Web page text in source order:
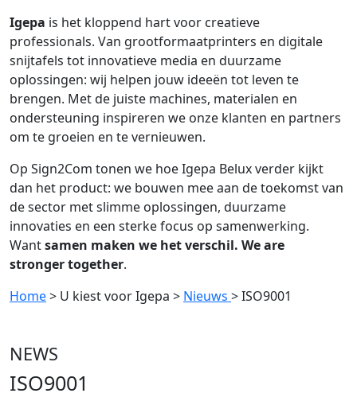
Igepa is het kloppend hart voor creatieve
professionals. Van grootformaatprinters en digitale
snijtafels tot innovatieve media en duurzame
oplossingen: wij helpen jouw ideeën tot leven te
brengen. Met de juiste machines, materialen en
ondersteuning inspireren we onze klanten en partners
om te groeien en te vernieuwen.
Op Sign2Com tonen we hoe Igepa Belux verder kijkt
dan het product: we bouwen mee aan de toekomst van
de sector met slimme oplossingen, duurzame
innovaties en een sterke focus op samenwerking.
Wantsamen maken we het verschil. We are
strongertogether.
Home> U kiest voor Igepa > Nieuws > ISO9001
NEWS
ISO9001